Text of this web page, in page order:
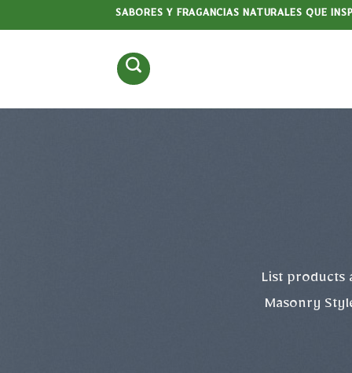
SABORES Y FRAGANCIAS NATURALES QUE
List products
Masonry